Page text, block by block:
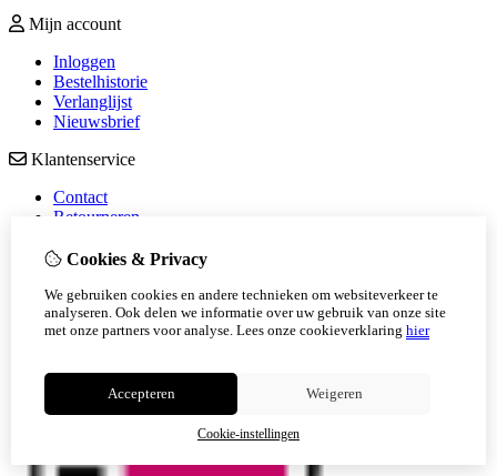
Mijn account
Inloggen
Bestelhistorie
Verlanglijst
Nieuwsbrief
Klantenservice
Contact
Retourneren
Veelgestelde vragen
Cookies & Privacy
We gebruiken cookies en andere technieken om websiteverkeer te
analyseren. Ook delen we informatie over uw gebruik van onze site
met onze partners voor analyse. Lees onze cookieverklaring hier
Accepteren Weigeren
Cookie-instellingen